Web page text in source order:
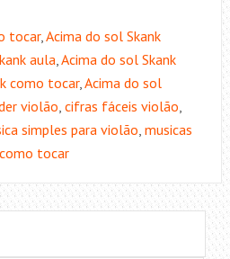
tocar,Acima do sol Skank
aula,Acima do sol Skank
como tocar,Acima do sol
violão, cifras fáceis violão,
simples para violão, musicas
tocar